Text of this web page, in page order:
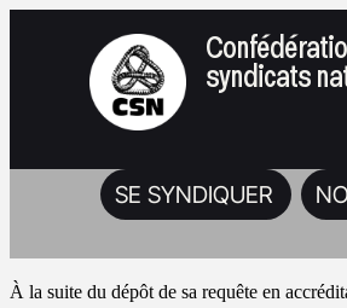
syndicats
SE SYNDIQUER
À la suite du dépôt de sa requête en